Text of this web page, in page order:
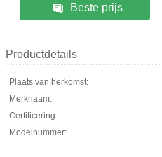
Beste prijs
Productdetails
Plaats van herkomst:
Merknaam:
Certificering:
Modelnummer: